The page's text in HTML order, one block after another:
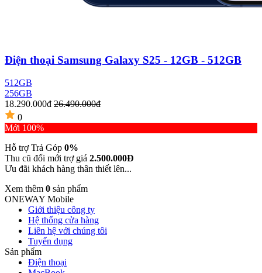
Điện thoại Samsung Galaxy S25 - 12GB - 512GB
512GB
256GB
18.290.000đ 26.490.000đ
0
Mới 100%
Hỗ trợ Trả Góp 0%
Thu cũ đổi mới trợ giá 2.500.000Đ
Ưu đãi khách hàng thân thiết lên...
Xem thêm 0 sản phẩm
ONEWAY Mobile
Giới thiệu công ty
Hệ thống cửa hàng
Liên hệ với chúng tôi
Tuyển dụng
Sản phẩm
Điện thoại